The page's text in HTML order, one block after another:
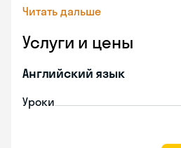
Читать дальше
Услуги и цены
Английский язык
Уроки